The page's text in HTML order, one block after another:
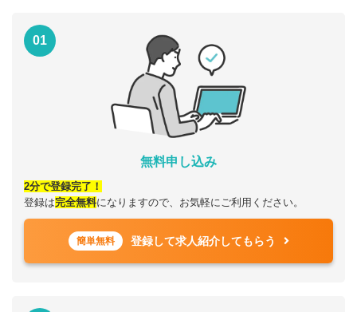
01
無料申し込み
2分で登録完了！
登録は完全無料になりますので、お気軽にご利用ください。
簡単無料 登録して求人紹介してもらう